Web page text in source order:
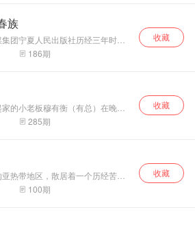
展演变历史无疑是十分清晰的。土
卡”或“毕际卡”，有语言无文字，主
南、湖北、贵州、重庆等4省市边
人口800余万。在长期的历史发
族先后经历远古传说时代、巴子
既有中原内地社会历史性带的一
域民族社会历史形态的特殊性。
族又是中华人民共和国成立后确
民族之一，由于诸种原因，在经
识别及民族区域自治工作才最后
古老而年轻的土家族在创造悠久历
造了丰富多彩的民族文化，它既
的一部分，也是中华民族文化风
族
团宁夏人民出版社历经三年时
写了《中华民族全书》。 《中华
春族》是了解鄂伦春族，认识鄂伦
、真实客观、全面准确的原则，又
历史上，鄂伦春族是典型的森林
们具有鲜明色彩的狩猎文化。 狩
族得天独厚的资源，是鄂伦春族
。体现了鄂伦春族人的生存能
统文化消失得越来越快，一些正
恰是我们还没有很好解读的文
则更加剧了 现有文化的消失......
186期
收藏
的小老板穆有衡（有总）在晚境
弟何吉祥因帮他而意外死亡，临
闯荡下的全部身家一手交托，以抚
缠绕终生的罪与罚。患有阿斯伯格
穆沧、痴迷昆曲心性乖张的逆子
野蛮生长的干女儿河山，均是有
下的铁血柔肠与恩亲离合。不打
者谢老师长年潜伏有总身畔，意
285期
收藏
热带地区，散居着一个历经苦难
的民族——瑶族。与中国大部分民
域不同，有着“东方吉卜赛”之称的
料和文献研究，详细介绍了瑶族自
100期
收藏